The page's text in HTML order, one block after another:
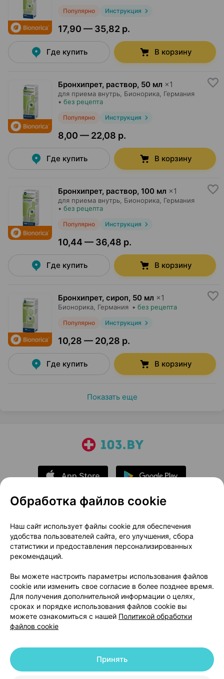
Популярно Инструкция
17,90 — 35,82 р.
Где купить В корзину
Бронхипрет, раствор, 50 мл ×1
для приема внутрь, Бионорика, Германия
• без рецепта
Популярно Инструкция
8,00 — 22,08 р.
Где купить В корзину
Бронхипрет, раствор, 100 мл ×1
для приема внутрь, Бионорика, Германия
• без рецепта
Популярно Инструкция
10,44 — 36,48 р.
Где купить В корзину
Бронхипрет, сироп, 50 мл ×1
Бионорика, Германия • без рецепта
Популярно Инструкция
10,28 — 20,28 р.
Где купить В корзину
Показать еще
О проекте
Новости проекта
Размещение рекламы
Медицинский маркетинг
Публичный договор
Доставка
Способы оплаты
Вакансии
Партнеры
Написать руководителю 103.by
Написать в поддержку
Персональные настройки Cookie
© 2026 ООО «Артокс Лаб», УНП 191700409 | 220012, Республика Беларусь,
Обработка файлов cookie
Наш сайт использует файлы cookie для обеспечения
удобства пользователей сайта, его улучшения, сбора
статистики и предоставления персонализированных
рекомендаций.
Вы можете настроить параметры использования файлов
cookie или изменить свое согласие в более позднее время.
Для получения дополнительной информации о целях,
сроках и порядке использования файлов cookie вы
можете ознакомиться с нашей Политикой обработки
файлов cookie
Принять